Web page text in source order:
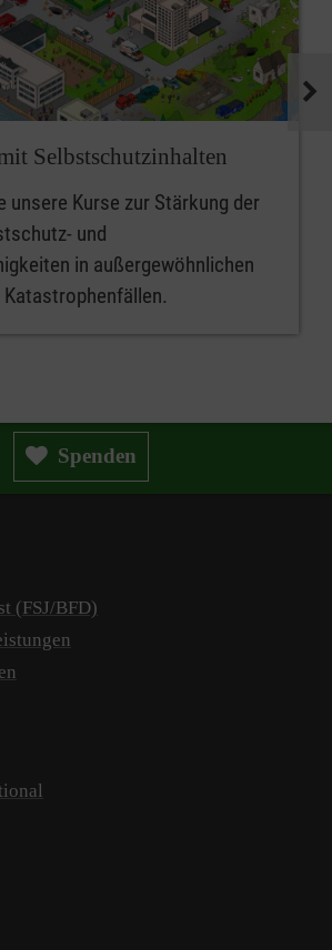
Selbstschutzinhalten
unsere Kurse zur Stärkung der
und
in außergewöhnlichen
Euro Spenden
(FSJ/BFD)